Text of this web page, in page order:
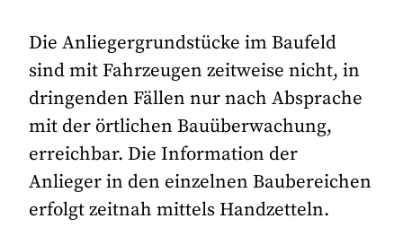
Die Anliegergrundstücke im Baufeld
sind mit Fahrzeugen zeitweise nicht, in
dringenden Fällen nur nach Absprache
mit der örtlichen Bauüberwachung,
erreichbar. Die Information der
Anlieger in den einzelnen Baubereichen
erfolgt zeitnah mittels Handzetteln.